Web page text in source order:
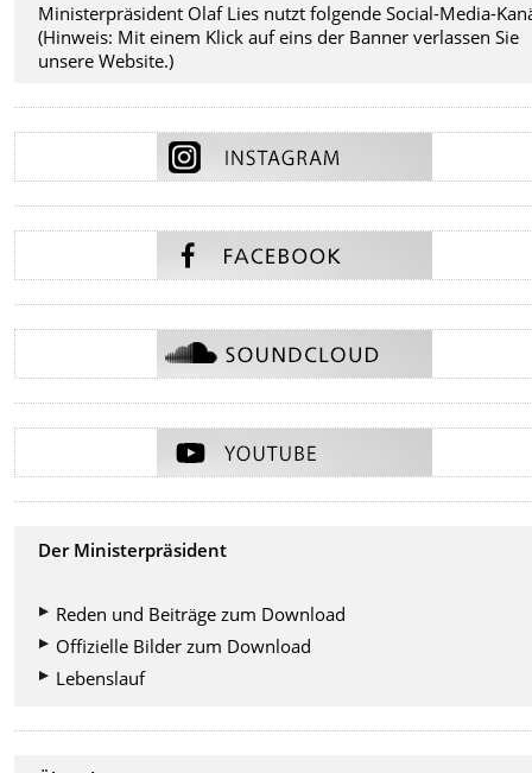
Ministerpräsident Olaf Lies nutzt folgende Social-Media-
(Hinweis: Mit einem Klick auf eins der Banner verlassen Sie
unsere Website.)
Der Ministerpräsident
Reden und Beiträge zum Download
Offizielle Bilder zum Download
Lebenslauf